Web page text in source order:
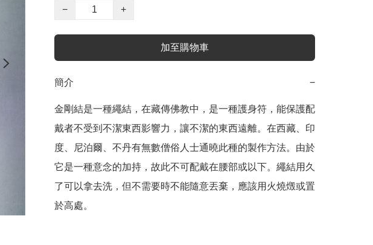
−
+
加至購物車
簡介 −
金剛結是一種繩結，在藏傳佛教中，是一種護身符，能保護配
戴者不受到不潔東西影響力，讓不潔的東西遠離。在西藏、印
度、尼泊爾、不丹有無數僧俗人士通曉此種的製作方法。由於
它是一種意念的加持，故此不可配戴在腰部或以下。繩結用久
了可以拿去洗，但不需要時不能隨意丟棄，應該用火燒燬或置